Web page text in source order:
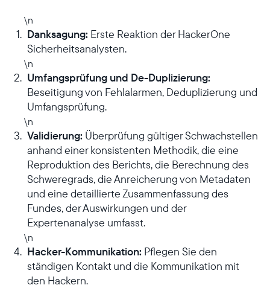
\n
Danksagung: Erste Reaktion der HackerOne
Sicherheitsanalysten.
\n
Umfangsprüfung und De-Duplizierung:
Beseitigung von Fehlalarmen, Deduplizierung und
Umfangsprüfung.
\n
Validierung: Überprüfung gültiger Schwachstellen
anhand einer konsistenten Methodik, die eine
Reproduktion des Berichts, die Berechnung des
Schweregrads, die Anreicherung von Metadaten
und eine detaillierte Zusammenfassung des
Fundes, der Auswirkungen und der
Expertenanalyse umfasst.
\n
Hacker-Kommunikation: Pflegen Sie den
ständigen Kontakt und die Kommunikation mit
den Hackern.